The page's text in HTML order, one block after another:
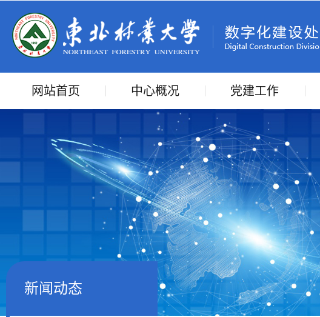
网站首页 中心概况 党建工作
新闻动态